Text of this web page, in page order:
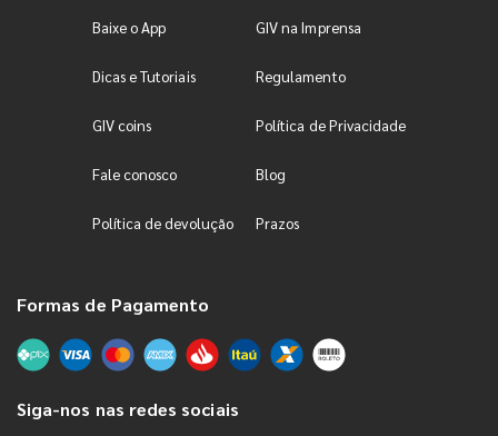
Baixe o App GIV na Imprensa
Dicas e Tutoriais Regulamento
GIV coins Política de Privacidade
Fale conosco Blog
Política de devolução Prazos
Formas de Pagamento
Siga-nos nas redes sociais